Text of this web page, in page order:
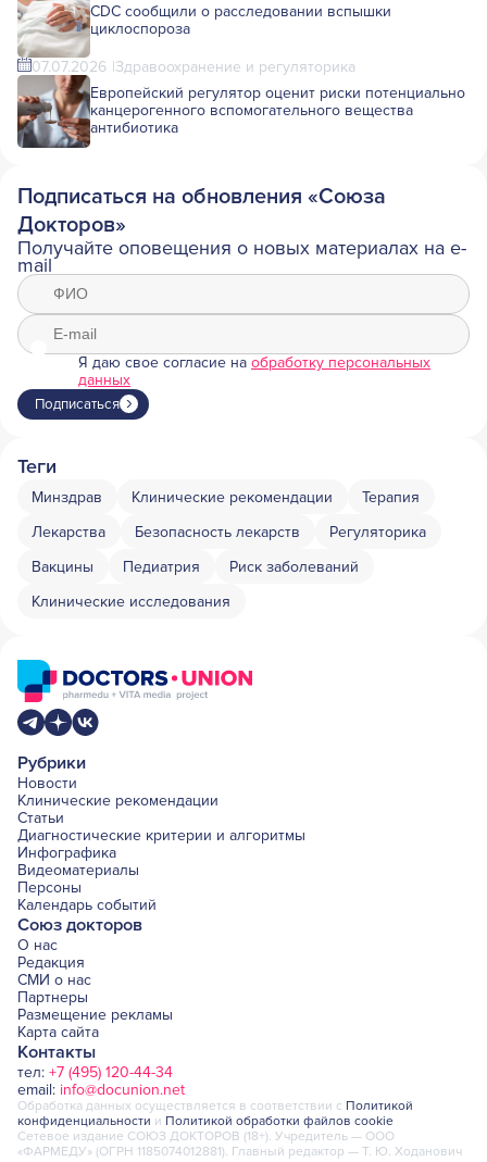
CDC сообщили о расследовании вспышки
циклоспороза
07.07.2026 Здравоохранение и регуляторика
Европейский регулятор оценит риски потенциально
канцерогенного вспомогательного вещества
антибиотика
Подписаться на обновления «Союза
Докторов»
Получайте оповещения о новых материалах на e-
mail
Я даю свое согласие на обработку персональных
данных
Подписаться
Теги
Минздрав Клинические рекомендации
Терапия
Лекарства
Безопасность лекарств
Регуляторика
Вакцины
Педиатрия
Риск заболеваний
Клинические исследования
Рубрики
Новости
Клинические рекомендации
Статьи
Диагностические критерии и алгоритмы
Инфографика
Видеоматериалы
Персоны
Календарь событий
Союз докторов
О нас
Редакция
СМИ о нас
Партнеры
Размещение рекламы
Карта сайта
Контакты
тел: +7 (495) 120-44-34
email: info@docunion.net
Обработка данных осуществляется в соответствии с Политикой
конфиденциальности и Политикой обработки файлов cookie
Сетевое издание СОЮЗ ДОКТОРОВ (18+). Учредитель — ООО
«ФАРМЕДУ» (ОГРН 1185074012881). Главный редактор — Т. Ю. Ходанович